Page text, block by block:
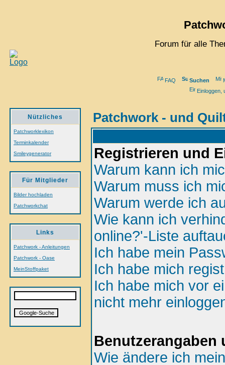
Forum für alle
FAQ Suchen
Einloggen,
Nützliches
Patchworklexikon
Terminkalender
Smileygenerator
Für Mitglieder
Bilder hochladen
Patchworkchat
Links
Patchwork - Anleitungen
Patchwork - Oase
MeinStoffpaket
Patchwork - und
Registrieren und
Warum kann ich
Warum muss ich
Warum werde ich
Wie kann ich
online?'-Liste
Ich habe mein
Ich habe mich
Ich habe mich vor
nicht mehr
Benutzerangaben
Wie ändere ich